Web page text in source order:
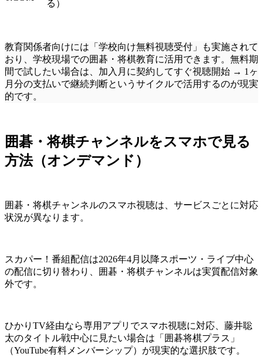
る）
教育関係者向けには「学校向け無料視聴受付」も実施されて
おり、学校現場での囲碁・将棋教育に活用できます。無料期
間で試したい場合は、加入月に契約してすぐ視聴開始 → 1ヶ
月分の支払いで継続判断というサイクルで活用するのが現実
的です。
囲碁・将棋チャンネルをスマホで見る
方法（オンデマンド）
囲碁・将棋チャンネルのスマホ視聴は、サービスごとに対応
状況が異なります。
スカパー！番組配信は2026年4月以降スポーツ・ライブ中心
の配信に切り替わり、囲碁・将棋チャンネルは実質配信対象
外です。
ひかりTV経由なら専用アプリでスマホ視聴に対応、藤井聡
太のタイトル戦中心に見たい場合は「囲碁将棋プラス」
（YouTube有料メンバーシップ）が現実的な選択肢です。